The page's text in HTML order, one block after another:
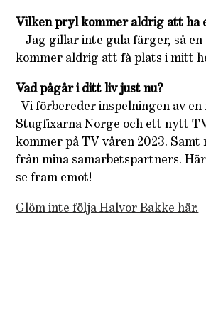
Vilken pryl kommer aldrig att ha
– Jag gillar inte gula färger, så en
kommer aldrig att få plats i mitt
Vad pågår i ditt liv just nu?
–Vi förbereder inspelningen av en
Stugfixarna Norge och ett nytt
kommer på TV våren 2023.
från mina samarbetspartners.
se fram emot!
Glöm inte följa Halvor Bakke här.